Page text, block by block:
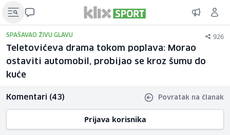
SPAŠAVAO ŽIVU GLAVU 926
Teletovićeva drama tokom poplava: Morao
ostaviti automobil, probijao se kroz šumu do
kuće
Komentari (43) Povratak na članak
Prijava korisnika